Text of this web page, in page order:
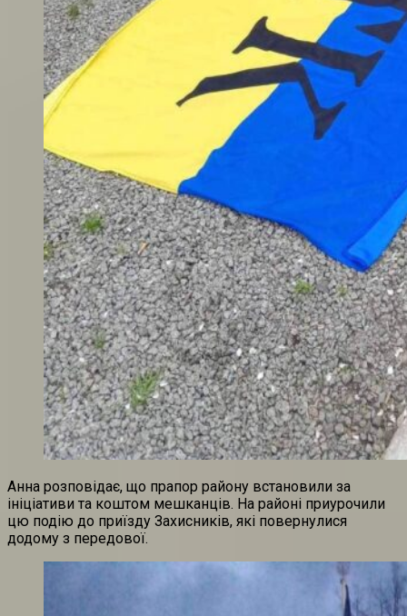
Анна розповідає, що прапор району встановили за
ініціативи та коштом мешканців. На районі приурочили
цю подію до приїзду Захисників, які повернулися
додому з передової.